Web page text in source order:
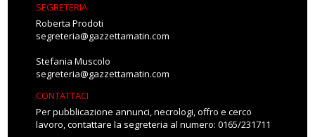
SEGRETERIA
Roberta Prodoti
segreteria@gazzettamatin.com
Stefania Muscolo
segreteria@gazzettamatin.com
CONTATTACI
Per pubblicazione annunci, necrologi, offro e cerco
lavoro, contattare la segreteria al numero: 0165/231711